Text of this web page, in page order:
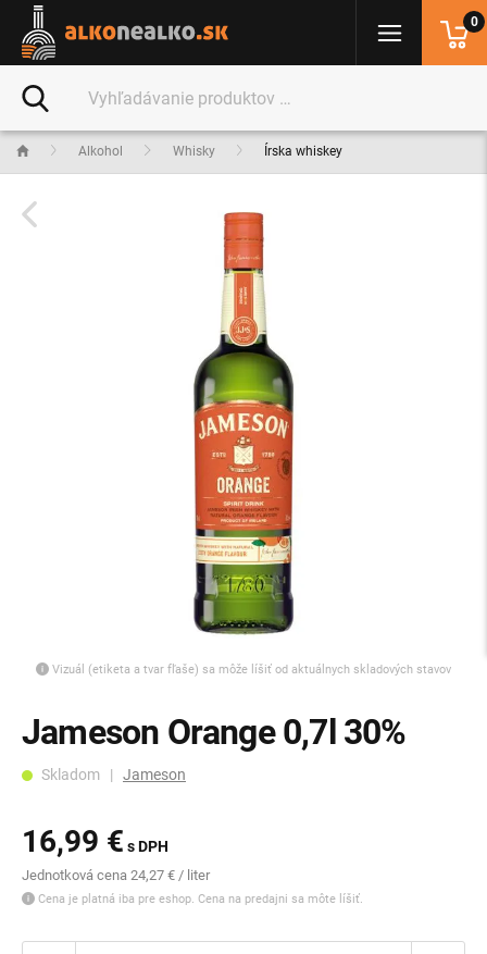
Alkohol Whisky Írska whiskey
Vizuál (etiketa a tvar fľaše) sa môže líšiť od aktuálnych skladových stavov
Jameson Orange 0,7l 30%
Skladom | Jameson
16,99 € s DPH
Jednotková cena 24,27 € / liter
Cena je platná iba pre eshop. Cena na predajni sa môte líšiť.
0